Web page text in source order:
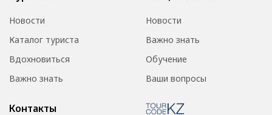
Новости
Каталог туриста
Вдохновиться
Важно знать
Новости
Важно знать
Обучение
Ваши вопросы
Контакты